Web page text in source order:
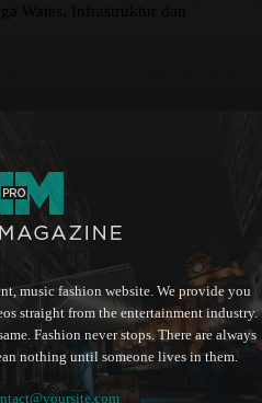
music fashion website. We provide you
straight from the entertainment industry.
Fashion never stops. There are always
nothing until someone lives in them.